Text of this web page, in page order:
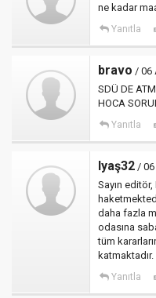
ne kadar
Yanıtla
bravo / 06
SDÜ DE
HOCA
Yanıtla
Iyaş32 / 06
Sayın
daha fazla
odasına
tüm
katmaktadır.
Yanıtla